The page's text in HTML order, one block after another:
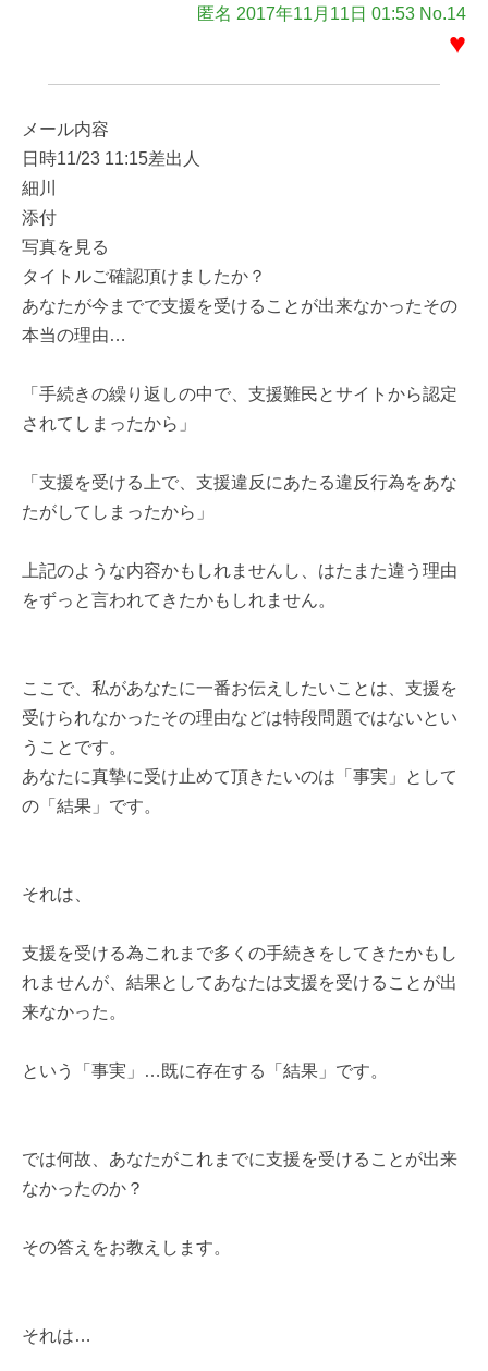
匿名 2017年11月11日 01:53 No.14
♥
メール内容
日時11/23 11:15差出人
細川
添付
写真を見る
タイトルご確認頂けましたか？
あなたが今までで支援を受けることが出来なかったその
本当の理由…
「手続きの繰り返しの中で、支援難民とサイトから認定
されてしまったから」
「支援を受ける上で、支援違反にあたる違反行為をあな
たがしてしまったから」
上記のような内容かもしれませんし、はたまた違う理由
をずっと言われてきたかもしれません。
ここで、私があなたに一番お伝えしたいことは、支援を
受けられなかったその理由などは特段問題ではないとい
うことです。
あなたに真摯に受け止めて頂きたいのは「事実」として
の「結果」です。
それは、
支援を受ける為これまで多くの手続きをしてきたかもし
れませんが、結果としてあなたは支援を受けることが出
来なかった。
という「事実」…既に存在する「結果」です。
では何故、あなたがこれまでに支援を受けることが出来
なかったのか？
その答えをお教えします。
それは…